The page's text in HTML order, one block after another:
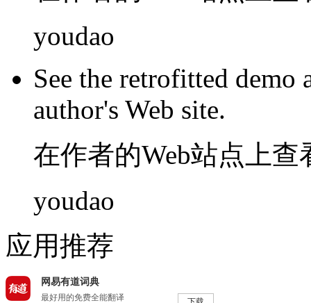
youdao
See the retrofitted demo
author's Web site.
在作者的Web站点 上查
youdao
应用推荐